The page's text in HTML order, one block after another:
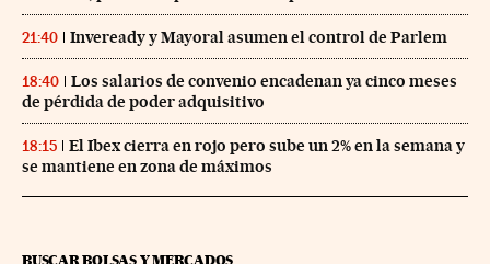
21:40 Inveready y Mayoral asumen el control de Parlem
18:40
Los salarios de convenio encadenan ya cinco meses
de pérdida de poder adquisitivo
18:15
El Ibex cierra en rojo pero sube un 2% en la semana y
se mantiene en zona de máximos
BUSCAR BOLSAS Y MERCADOS